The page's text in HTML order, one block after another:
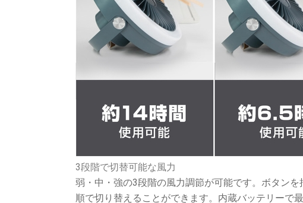
3段階で切替可能な風力
弱・中・強の3段階の風力調節が可能です。ボタン
順で切り替えることができます。内蔵バッテリーで